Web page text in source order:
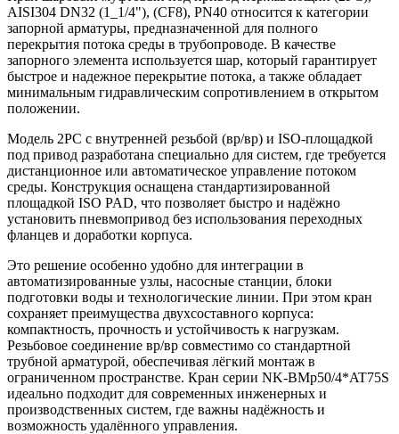
AISI304 DN32 (1_1/4"), (CF8), PN40 относится к категории
запорной арматуры, предназначенной для полного
перекрытия потока среды в трубопроводе. В качестве
запорного элемента используется шар, который гарантирует
быстрое и надежное перекрытие потока, а также обладает
минимальным гидравлическим сопротивлением в открытом
положении.
Модель 2PC с внутренней резьбой (вр/вр) и ISO-площадкой
под привод разработана специально для систем, где требуется
дистанционное или автоматическое управление потоком
среды. Конструкция оснащена стандартизированной
площадкой ISO PAD, что позволяет быстро и надёжно
установить пневмопривод без использования переходных
фланцев и доработки корпуса.
Это решение особенно удобно для интеграции в
автоматизированные узлы, насосные станции, блоки
подготовки воды и технологические линии. При этом кран
сохраняет преимущества двухсоставного корпуса:
компактность, прочность и устойчивость к нагрузкам.
Резьбовое соединение вр/вр совместимо со стандартной
трубной арматурой, обеспечивая лёгкий монтаж в
ограниченном пространстве. Кран серии NK-BMp50/4*AT75S
идеально подходит для современных инженерных и
производственных систем, где важны надёжность и
возможность удалённого управления.